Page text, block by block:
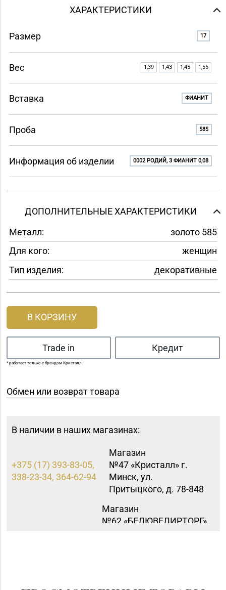
ХАРАКТЕРИСТИКИ
Размер 17
Вес 1,39 1,43 1,45 1,55
Вставка ФИАНИТ
Проба 585
Информация об изделии 0002 РОДИЙ, 3 ФИАНИТ 0,08
ДОПОЛНИТЕЛЬНЫЕ ХАРАКТЕРИСТИКИ
Металл:
золото 585
Для кого:
женщин
Тип изделия:
декоративные
В КОРЗИНУ
Trade in Кредит
* работает только с брендом Кристалл
Обмен или возврат товара
В наличии в наших магазинах:
+375 (17) 393-83-05,
338-23-34, 364-62-94
Магазин
№47 «Кристалл» г.
Минск, ул.
Притыцкого, д. 78-848
Магазин
№62 «БЕЛЮВЕЛИРТОРГ»